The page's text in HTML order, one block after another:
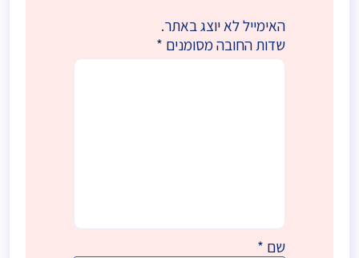
האימייל לא יוצג באתר.
שדות החובה מסומנים *
שם *